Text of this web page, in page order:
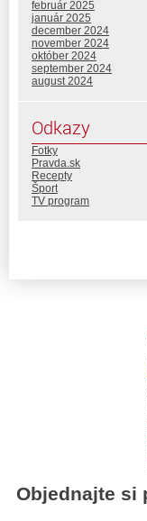
február 2025
január 2025
december 2024
november 2024
október 2024
september 2024
august 2024
Odkazy
Fotky
Pravda.sk
Recepty
Šport
TV program
Objednajte si